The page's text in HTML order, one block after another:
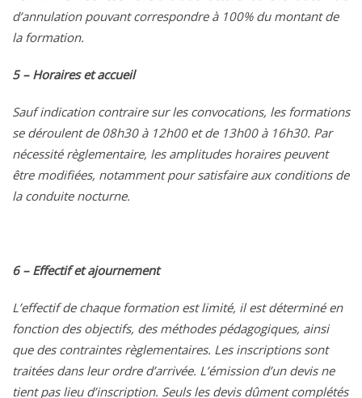
d’annulation pouvant correspondre à 100% du montant de
la formation.
5 – Horaires et accueil
Sauf indication contraire sur les convocations, les formations
se déroulent de 08h30 à 12h00 et de 13h00 à 16h30. Par
nécessité règlementaire, les amplitudes horaires peuvent
être modifiées, notamment pour satisfaire aux conditions de
la conduite nocturne.
6 – Effectif et ajournement
L’effectif de chaque formation est limité, il est déterminé en
fonction des objectifs, des méthodes pédagogiques, ainsi
que des contraintes règlementaires. Les inscriptions sont
traitées dans leur ordre d’arrivée. L’émission d’un devis ne
tient pas lieu d’inscription. Seuls les devis dûment complétés